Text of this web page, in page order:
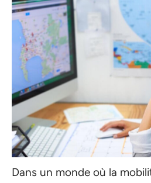
Dans un monde où la